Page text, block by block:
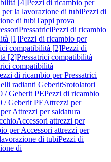
[4]Pezzi di ricambio per
la lavorazione di tubiPezzi di
di tubiTappi prova
PressatriciPezzi di ricambio
[1]Pezzi di ricambio per
compatibilità [2]Pezzi di
[2]Pressatrici compatibilità
compatibilità
di ricambio per Pressatrici
radianti GeberitSrotolatori
/ Geberit PEPezzi di ricambio
/ Geberit PEAttrezzi per
Attrezzi per saldatura
Accessori attrezzi per
per Accessori attrezzi per
di tubiPezzi di
di